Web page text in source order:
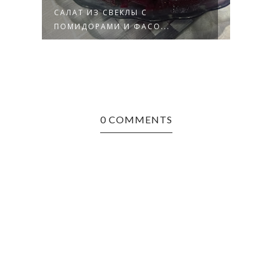
САЛАТ ИЗ СВЕКЛЫ С
ПОМИДОРАМИ И ФАСО...
0 COMMENTS